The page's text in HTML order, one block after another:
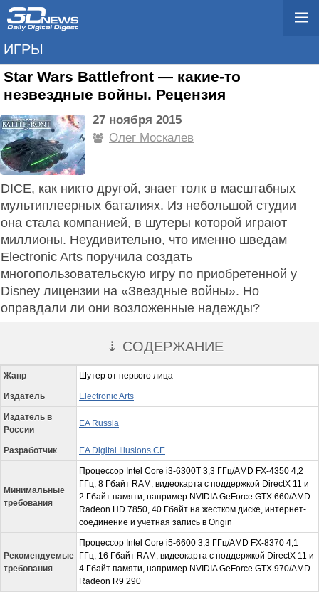
ИГРЫ
Star Wars Battlefront — какие-то
незвездные войны. Рецензия
27 ноября 2015
Олег Москалев
DICE, как никто другой, знает толк в масштабных
мультиплеерных баталиях. Из небольшой студии
она стала компанией, в шутеры которой играют
миллионы. Неудивительно, что именно шведам
Electronic Arts поручила создать
многопользовательскую игру по приобретенной у
Disney лицензии на «Звездные войны». Но
оправдали ли они возложенные надежды?
⇣ СОДЕРЖАНИЕ
Жанр Шутер от первого лица
Издатель Electronic Arts
Издатель в
России
EA Russia
Разработчик EA Digital Illusions CE
Минимальные
требования
Процессор Intel Core i3-6300T 3,3 ГГц/AMD FX-4350 4,2
ГГц, 8 Гбайт RAM, видеокарта с поддержкой DirectX 11 и
2 Гбайт памяти, например NVIDIA GeForce GTX 660/AMD
Radeon HD 7850, 40 Гбайт на жестком диске, интернет-
соединение и учетная запись в Origin
Рекомендуемые
требования
Процессор Intel Core i5-6600 3,3 ГГц/AMD FX-8370 4,1
ГГц, 16 Гбайт RAM, видеокарта с поддержкой DirectX 11 и
4 Гбайт памяти, например NVIDIA GeForce GTX 970/AMD
Radeon R9 290